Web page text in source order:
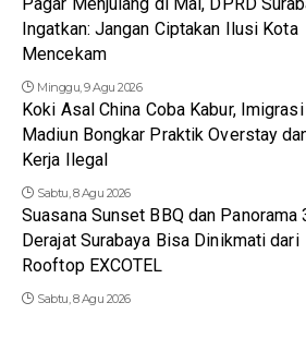
Ingatkan: Jangan Ciptakan Ilusi Kota
Mencekam
Minggu, 9 Agu 2026
Koki Asal China Coba Kabur, Imigrasi
Madiun Bongkar Praktik Overstay
Kerja Ilegal
Sabtu, 8 Agu 2026
Suasana Sunset BBQ dan Panorama
Derajat Surabaya Bisa Dinikmati dari
Rooftop EXCOTEL
Sabtu, 8 Agu 2026